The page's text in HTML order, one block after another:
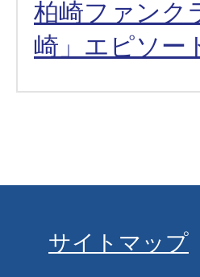
柏崎ファンク
崎」エピソー
サイトマップ